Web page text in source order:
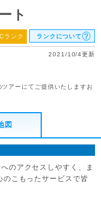
ト
ランク ランクについて
2021/10/4更新
アーにてご提供いたしますお
図
のアクセスしやすく、ま
こもったサービスで皆